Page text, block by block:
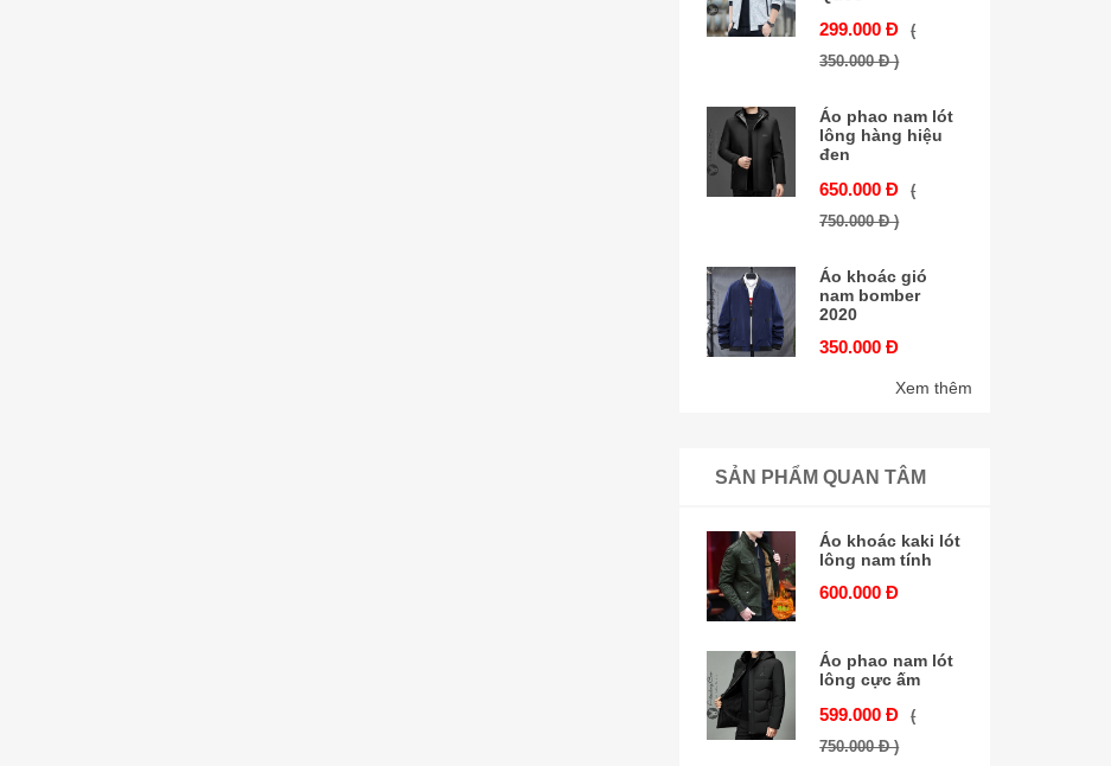
299.000 Đ
(
350.000 Đ )
Áo phao nam lót
lông hàng hiệu
đen
650.000 Đ
(
750.000 Đ )
Áo khoác gió
nam bomber
2020
350.000 Đ
Xem thêm
SẢN PHẨM QUAN TÂM
Áo khoác kaki lót
lông nam tính
600.000 Đ
Áo phao nam lót
lông cực ấm
599.000 Đ
(
750.000 Đ )